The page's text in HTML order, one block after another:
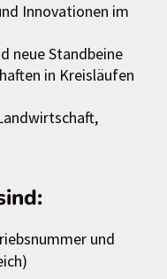
Innovationen im
neue Standbeine
in Kreisläufen
und